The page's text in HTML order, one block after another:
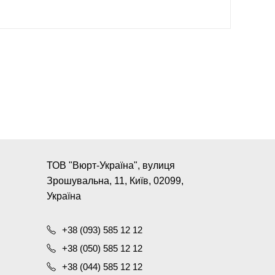
ТОВ "Вюрт-Україна", вулиця
Зрошувальна, 11, Київ, 02099,
Україна
+38 (093) 585 12 12
+38 (050) 585 12 12
+38 (044) 585 12 12